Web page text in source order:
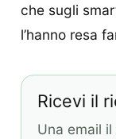
che sugli
l’hanno resa
Ricevi il
Una email